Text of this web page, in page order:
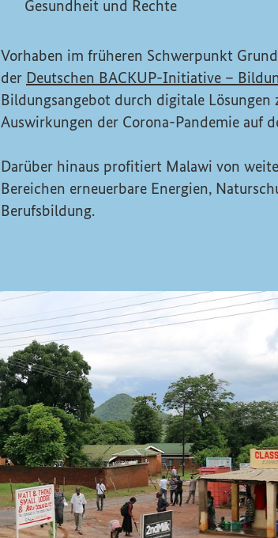
Gesundheit und Rechte
Vorhaben im früheren Schwerpunkt
der Deutschen BACKUP-Initiative –
Bildungsangebot durch digitale
Auswirkungen der Corona-Pandemie auf
Darüber hinaus profitiert Malawi von
Bereichen erneuerbare Energien,
Berufsbildung.